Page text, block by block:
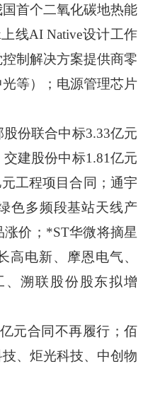
首个二氧化碳地热能
线AI Native设计工作
制解决方案提供商零
等）；电源管理芯片
份联合中标3.33亿元
建股份中标1.81亿元
工程项目合同；通宇
色多频段基站天线产
价；*ST华微将摘星
高电新、摩恩电气、
、溯联股份股东拟增
合同不再履行；佰
、炬光科技、中创物